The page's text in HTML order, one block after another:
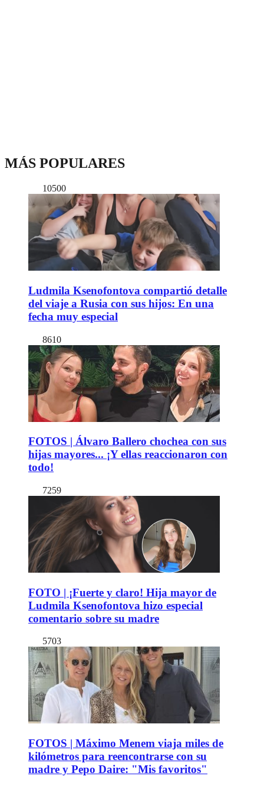
MÁS POPULARES
10500
Ludmila Ksenofontova compartió detalle
del viaje a Rusia con sus hijos: En una
fecha muy especial
8610
FOTOS | Álvaro Ballero chochea con sus
hijas mayores... ¡Y ellas reaccionaron con
todo!
7259
FOTO | ¡Fuerte y claro! Hija mayor de
Ludmila Ksenofontova hizo especial
comentario sobre su madre
5703
FOTOS | Máximo Menem viaja miles de
kilómetros para reencontrarse con su
madre y Pepo Daire: "Mis favoritos"